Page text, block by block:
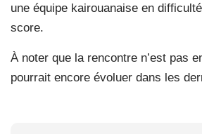
une équipe kairouanaise en
score.
À noter que la rencontre n’est pas
pourrait encore évoluer dans les